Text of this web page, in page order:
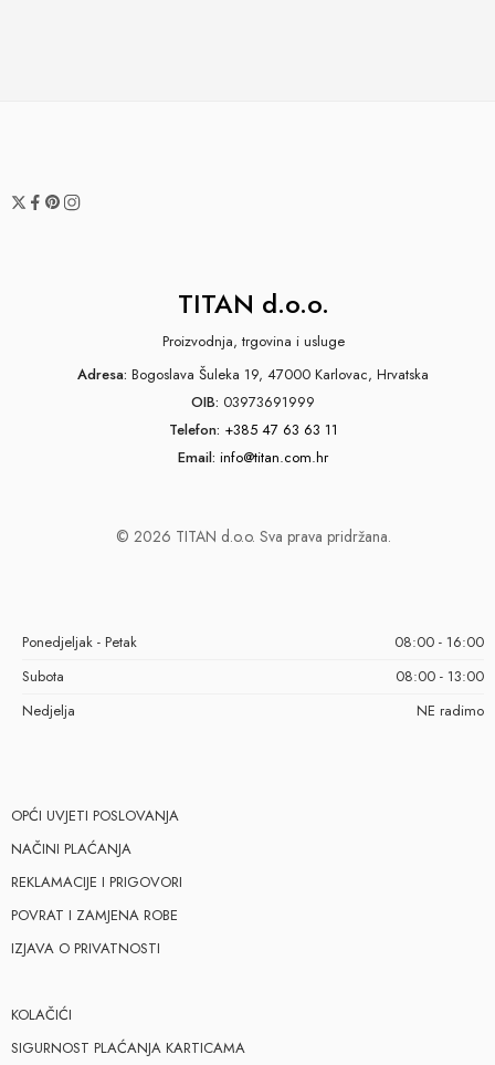
TITAN d.o.o.
Proizvodnja, trgovina i usluge
Adresa: Bogoslava Šuleka 19, 47000 Karlovac, Hrvatska
OIB: 03973691999
Telefon: +385 47 63 63 11
Email: info@titan.com.hr
© 2026 TITAN d.o.o. Sva prava pridržana.
Ponedjeljak - Petak
08:00 - 16:00
Subota
08:00 - 13:00
Nedjelja
NE radimo
OPĆI UVJETI POSLOVANJA
NAČINI PLAĆANJA
REKLAMACIJE I PRIGOVORI
POVRAT I ZAMJENA ROBE
IZJAVA O PRIVATNOSTI
KOLAČIĆI
SIGURNOST PLAĆANJA KARTICAMA